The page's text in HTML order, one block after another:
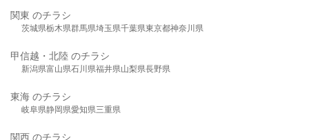
関東 のチラシ
茨城県栃木県群馬県埼玉県千葉県東京都神奈川県
甲信越・北陸 のチラシ
新潟県富山県石川県福井県山梨県長野県
東海 のチラシ
岐阜県静岡県愛知県三重県
関西 のチラシ